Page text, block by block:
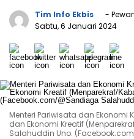
Tim Info Ekbis
-
Sabtu, 6 Januari 2024
Menteri Pariwisata dan Ekonomi
dan Ekonomi Kreatif
Salahuddin Uno.